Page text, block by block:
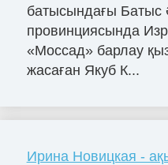
батысындағы Батыс
провинциясында
«Моссад» барлау
жасаған Якуб К...
Ирина Новицкая -